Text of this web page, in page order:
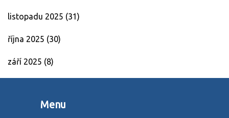
listopadu 2025 (31)
října 2025 (30)
září 2025 (8)
Menu